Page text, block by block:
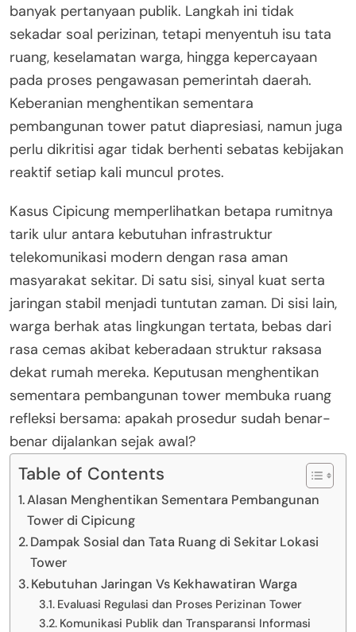
banyak pertanyaan publik. Langkah ini tidak
sekadar soal perizinan, tetapi menyentuh isu tata
ruang, keselamatan warga, hingga kepercayaan
pada proses pengawasan pemerintah daerah.
Keberanian menghentikan sementara
pembangunan tower patut diapresiasi, namun juga
perlu dikritisi agar tidak berhenti sebatas kebijakan
reaktif setiap kali muncul protes.
Kasus Cipicung memperlihatkan betapa rumitnya
tarik ulur antara kebutuhan infrastruktur
telekomunikasi modern dengan rasa aman
masyarakat sekitar. Di satu sisi, sinyal kuat serta
jaringan stabil menjadi tuntutan zaman. Di sisi lain,
warga berhak atas lingkungan tertata, bebas dari
rasa cemas akibat keberadaan struktur raksasa
dekat rumah mereka. Keputusan menghentikan
sementara pembangunan tower membuka ruang
refleksi bersama: apakah prosedur sudah benar-
benar dijalankan sejak awal?
Table of Contents
Alasan Menghentikan Sementara Pembangunan
Tower di Cipicung
Dampak Sosial dan Tata Ruang di Sekitar Lokasi
Tower
Kebutuhan Jaringan Vs Kekhawatiran Warga
Evaluasi Regulasi dan Proses Perizinan Tower
Komunikasi Publik dan Transparansi Informasi